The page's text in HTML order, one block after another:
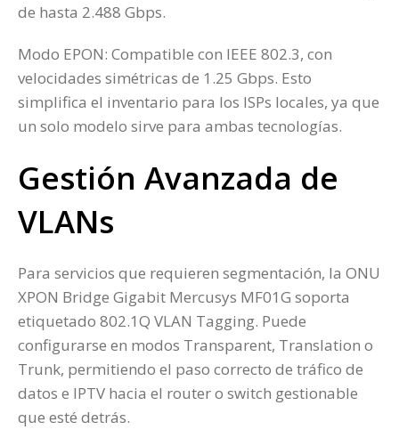
de hasta 2.488 Gbps.
Modo EPON: Compatible con IEEE 802.3, con
velocidades simétricas de 1.25 Gbps. Esto
simplifica el inventario para los ISPs locales, ya que
un solo modelo sirve para ambas tecnologías.
Gestión Avanzada de
VLANs
Para servicios que requieren segmentación, la ONU
XPON Bridge Gigabit Mercusys MF01G soporta
etiquetado 802.1Q VLAN Tagging. Puede
configurarse en modos Transparent, Translation o
Trunk, permitiendo el paso correcto de tráfico de
datos e IPTV hacia el router o switch gestionable
que esté detrás.